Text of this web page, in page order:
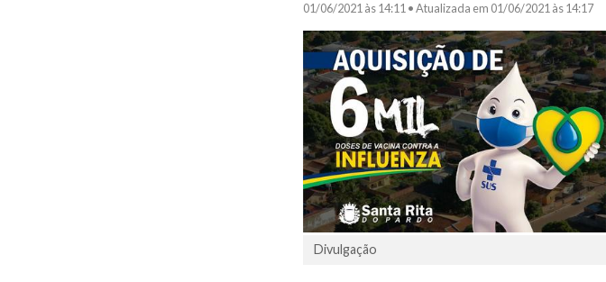
01/06/2021 às 14:11 •Atualizada em 01/06/2021 às 14:17
Divulgação